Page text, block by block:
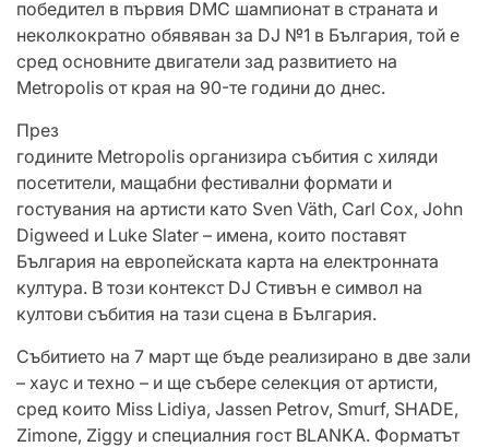
победител в първия DMC шампионат в страната и
неколкократно обявяван за DJ №1 в България, той е
сред основните двигатели зад развитието на
Metropolis от края на 90-те години до днес.
През
годините Metropolis организира събития с хиляди
посетители, мащабни фестивални формати и
гостувания на артисти като Sven Väth, Carl Cox, John
Digweed и Luke Slater – имена, които поставят
България на европейската карта на електронната
култура. В този контекст DJ Стивън е символ на
култови събития на тази сцена в България.
Събитието на 7 март ще бъде реализирано в две зали
– хаус и техно – и ще събере селекция от артисти,
сред които Miss Lidiya, Jassen Petrov, Smurf, SHADE,
Zimone, Ziggy и специалния гост BLANKA. Форматът